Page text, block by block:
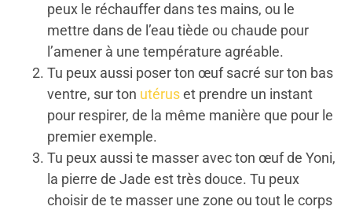
peux le réchauffer dans tes mains, ou le
mettre dans de l’eau tiède ou chaude pour
l’amener à une température agréable.
Tu peux aussi poser ton œuf sacré sur ton bas
ventre, sur ton utéruset prendre un instant
pour respirer, de la même manière que pour le
premier exemple.
Tu peux aussi te masser avec ton œuf de Yoni,
la pierre de Jade est très douce. Tu peux
choisir de te masser une zone ou tout le corps